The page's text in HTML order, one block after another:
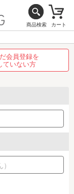
商品検索 カート
会員登録を
ていない方